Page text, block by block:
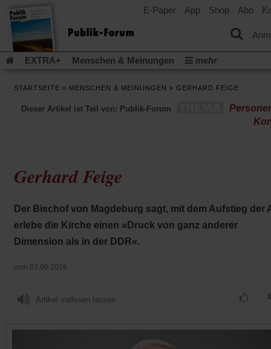
E-Paper App Shop Abo
EXTRA+ Menschen & Meinungen
mehr
EXTRA
Edition Dossier Weisheitsletter
Spiritletter
in
einem
Tab)
Tab)
Gleichberechtigung
Künstliche Intelligenz
neuen
Tab)
in
einem
neuen
Tab)
in
Flucht und Migration
Video-Podcast »Veranstaltungen«
Podcast »Veranstaltungen«
Schriftgröße ändern:
STARTSEITE » MENSCHEN & MEINUNGEN » GERHARD FEIGE
Dieser Artikel ist Teil von: Publik-Forum
Gerhard Feige
Der Bischof von Magdeburg sagt, mit dem Aufstieg der
erlebe die Kirche einen »Druck von ganz anderer
Dimension als in der DDR«.
vom 03.06.2026
Artikel vorlesen lassen